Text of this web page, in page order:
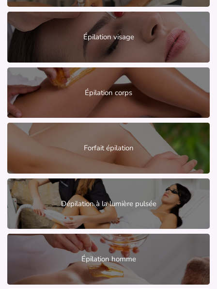
Épilation visage
Épilation corps
Forfait épilation
Dépilation à la lumière pulsée
Épilation homme